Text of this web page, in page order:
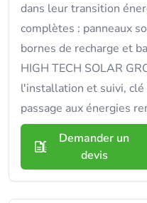
dans leur transition
complètes : panneaux
bornes de recharge et
HIGH TECH SOLAR
l'installation et suivi,
passage aux énergies
Demander un
devis